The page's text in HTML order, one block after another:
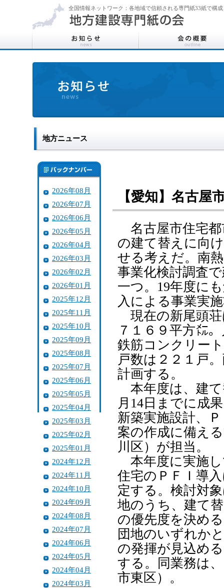
全国情報ネットワーク：各地域で信頼される専門紙33紙で構成
地方ニュース
2026年08月
2026年07月
2026年06月
2026年05月
2026年04月
2026年03月
2026年02月
2026年01月
2025年12月
2025年11月
2025年10月
2025年09月
2025年08月
2025年07月
2025年06月
2025年05月
2025年04月
2025年03月
2025年02月
2025年01月
2024年12月
2024年11月
2024年10月
2024年09月
2024年08月
2024年07月
2024年06月
2024年05月
2024年04月
2024年03月
【愛知】名古
名古屋市住宅都
の建て替えに向
せる考えだ。南
事業化検討調査
一つ。19年度に
入による事業実
現在の新尾頭荘
７１６９平方㍍
鉄筋コンクリー
戸数は２２１戸
計画する。
本年度は、建て
月14日までに成
新築実施設計、
案の作成に備え
川区）が担当。
本年度に実施し
住宅のＰＦＩ導
定する。検討対
地のうち、建て
の優先度を決め
団地のいずれか
の発揮が見込め
する。同業務は
市東区）。